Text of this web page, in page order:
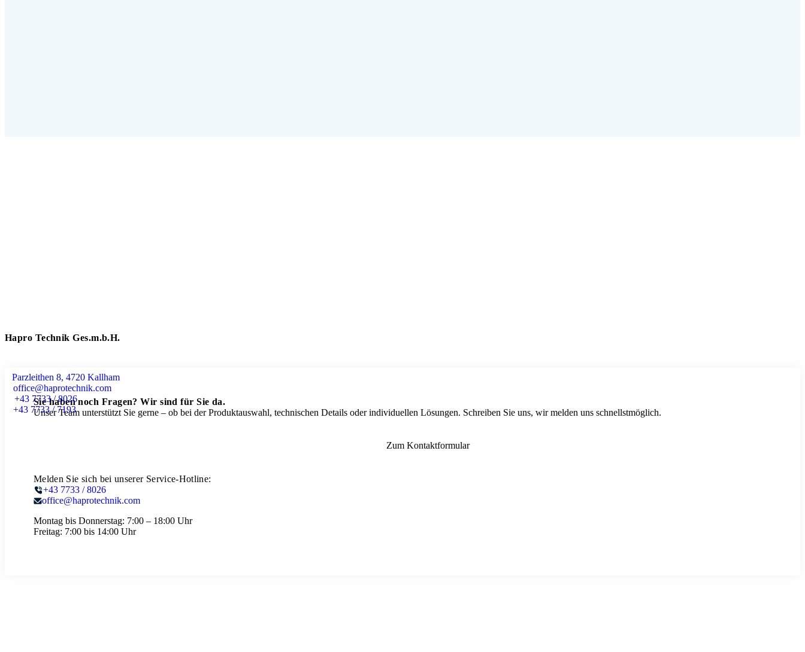
Hapro Technik Ges.m.b.H.
Parzleithen 8, 4720 Kallham
office@haprotechnik.com
+43 7733 / 8026
+43 7733 / 7193
Sie haben noch Fragen? Wir sind für Sie da.
Unser Team unterstützt Sie gerne – ob bei der Produktauswahl, technischen Details oder individuellen Lösungen. Schreiben Sie uns, wir melden uns schnellstmöglich.
Zum Kontaktformular
Melden Sie sich bei unserer Service-Hotline:
+43 7733 / 8026
office@haprotechnik.com
Montag bis Donnerstag: 7:00 – 18:00 Uhr
Freitag: 7:00 bis 14:00 Uhr